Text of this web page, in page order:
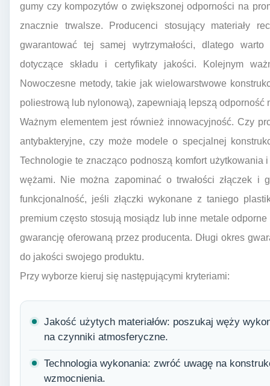
gumy czy kompozytów o zwiększonej odporności na
znacznie trwalsze. Producenci stosujący materiały
gwarantować tej samej wytrzymałości, dlatego
dotyczące składu i certyfikaty jakości. Kolejnym
Nowoczesne metody, takie jak wielowarstwowe
poliestrową lub nylonową), zapewniają lepszą
Ważnym elementem jest również innowacyjność. Czy
antybakteryjne, czy może modele o specjalnej
Technologie te znacząco podnoszą komfort
wężami. Nie można zapominać o trwałości złączek i
funkcjonalność, jeśli złączki wykonane z taniego
premium często stosują mosiądz lub inne metale
gwarancję oferowaną przez producenta. Długi okres
do jakości swojego produktu.
Przy wyborze kieruj się następującymi kryteriami:
Jakość użytych materiałów: poszukaj węży
na czynniki atmosferyczne.
Technologia wykonania: zwróć uwagę na
wzmocnienia.